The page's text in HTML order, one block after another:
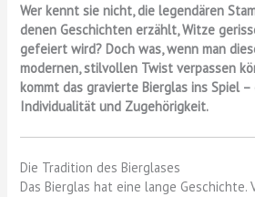
Wer kennt sie nicht, die legendären
denen Geschichten erzählt, Witze
gefeiert wird? Doch was, wenn man
modernen, stilvollen Twist verpassen
kommt das gravierte Bierglas ins Spiel
Individualität und Zugehörigkeit.
Die Tradition des Bierglases
Das Bierglas hat eine lange Geschichte.